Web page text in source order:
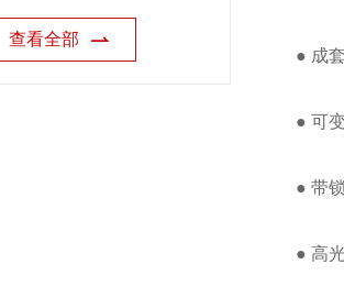
查看全部
● 成
● 可
● 带
● 高